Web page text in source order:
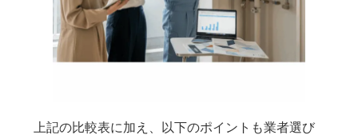
上記の比較表に加え、以下のポイントも業者選び